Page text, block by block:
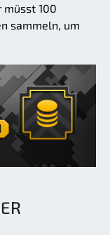
100
sammeln, um